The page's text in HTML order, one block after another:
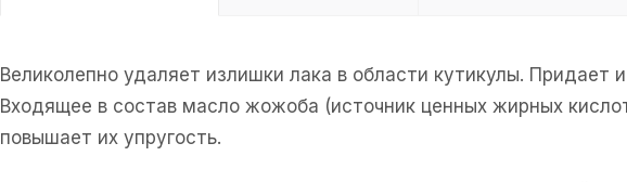
Великолепно удаляет излишки лака в области кутикулы.
Входящее в состав масло жожоба (источник ценных жирных
повышает их упругость.